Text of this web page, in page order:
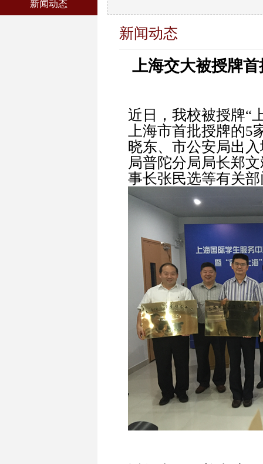
新闻动态
新闻动态
上海交大被授牌
近日，我校被授牌“
上海市首批授牌的
晓东、市公安局出
局普陀分局局长郑
事长张民选等有关